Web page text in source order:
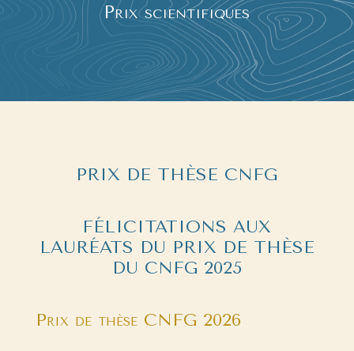
Prix scientifiques
PRIX DE THÈSE CNFG
FÉLICITATIONS AUX
LAURÉATS DU PRIX DE THÈSE
DU CNFG 2025
Prix de thèse CNFG 2026